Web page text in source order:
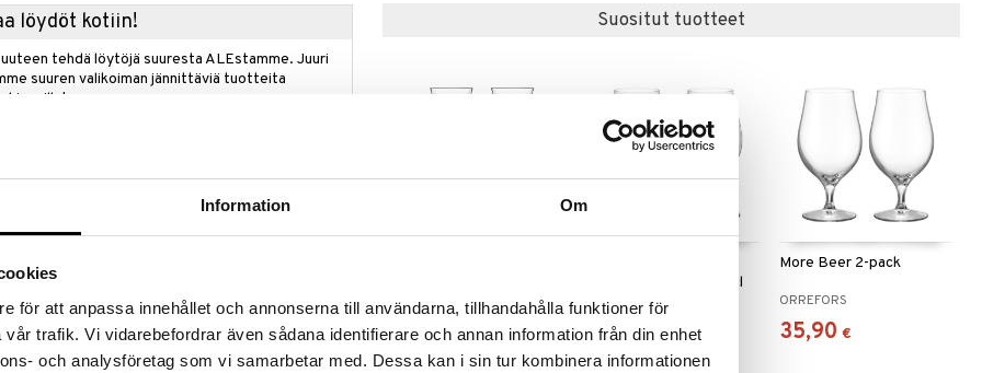
Information Om
för att anpassa innehållet och annonserna till användarna, tillhandahålla funktioner för
trafik. Vi vidarebefordrar även sådana identifierare och annan information från din enhet
och analysföretag som vi samarbetar med. Dessa kan i sin tur kombinera informationen
löydöt kotiin!
tehdä löytöjä suuresta ALEstamme. Juuri
suuren valikoiman jännittäviä tuotteita
hinnoilla!
ale-löydöt »
ja eleganssi
oluen makuelämys uusiin korkeuksiin.
vapauttaa ylimääräisen hiilidioksidin ja
jokaista kulausta. Lasin muoto auttaa myös
oluen värin ja loiston tulla täysin esille.
Suositut tuotteet
LUIGI BORMIOLI
22,99 €
Barrel Aged Beer 50 cl
SPIEGELAU
24 €
More Beer 2-pack
ORREFORS
35,90 €